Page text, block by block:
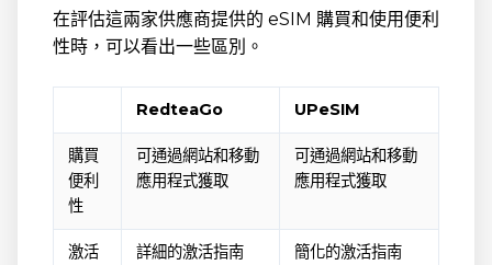
在評估這兩家供應商提供的 eSIM 購買和使用便利
性時，可以看出一些區別。
RedteaGo UPeSIM
購買
便利
性
可通過網站和移動
應用程式獲取
可通過網站和移動
應用程式獲取
激活
詳細的激活指南 簡化的激活指南